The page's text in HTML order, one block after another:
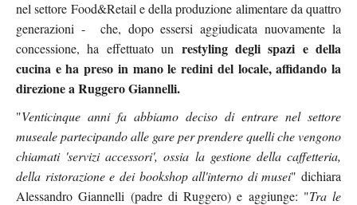
nel settore Food&Retail e della produzione alimentare da quattro
generazioni - che, dopo essersi aggiudicata nuovamente la
concessione, ha effettuato un restyling degli spazi e della
cucina e ha preso in mano le redini del locale, affidando la
direzione a Ruggero Giannelli.
"Venticinque anni fa abbiamo deciso di entrare nel settore
museale partecipando alle gare per prendere quelli che vengono
chiamati 'servizi accessori', ossia la gestione della caffetteria,
della ristorazione e dei bookshop all'interno di musei" dichiara
Alessandro Giannelli (padre di Ruggero) e aggiunge: "Tra le